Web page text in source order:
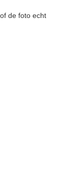
de foto echt